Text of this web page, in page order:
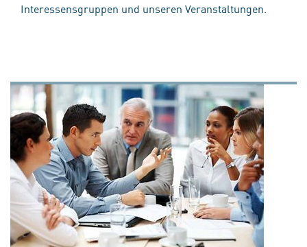
Interessensgruppen und unseren Veranstaltungen.